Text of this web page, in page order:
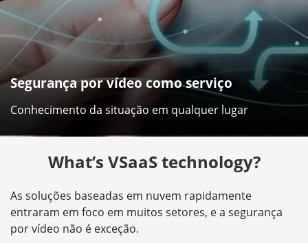
Segurança por vídeo como serviço
Conhecimento da situação em qualquer lugar
What’s VSaaS technology?
As soluções baseadas em nuvem rapidamente
entraram em foco em muitos setores, e a segurança
por vídeo não é exceção.